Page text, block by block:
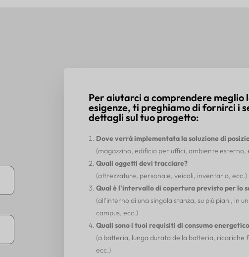
Per aiutarci a comprendere meglio
esigenze, ti preghiamo di fornirci i
dettagli sul tuo progetto:
Dove verrà implementata la soluzione di
(magazzino, edificio per uffici, ambiente esterno,
Quali oggetti devi tracciare?
(attrezzature, personale, veicoli, inventario, ecc.)
Qual è l'intervallo di copertura previsto per lo
(all'interno di una singola stanza, su più piani, in
campus, ecc.)
Quali sono i tuoi requisiti di consumo
(a batteria, lunga durata della batteria, ricariche
ecc.)